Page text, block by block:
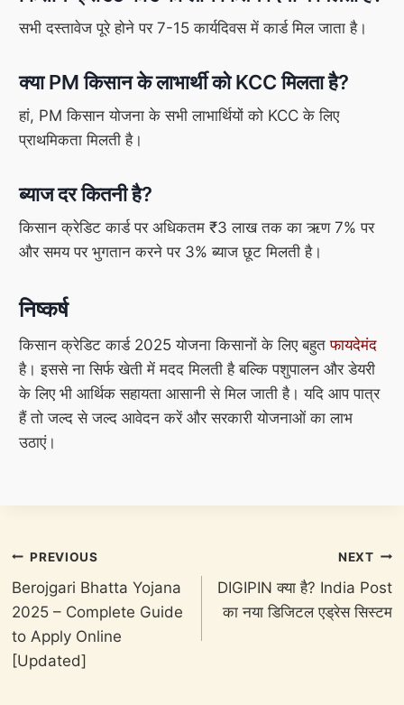
सभी दस्तावेज पूरे होने पर 7-15 कार्यदिवस में कार्ड मिल जाता है।
क्या PM किसान के लाभार्थी को KCC मिलता है?
हां, PM किसान योजना के सभी लाभार्थियों को KCC के लिए
प्राथमिकता मिलती है।
ब्याज दर कितनी है?
किसान क्रेडिट कार्ड पर अधिकतम ₹3 लाख तक का ऋण 7% पर
और समय पर भुगतान करने पर 3% ब्याज छूट मिलती है।
निष्कर्ष
किसान क्रेडिट कार्ड 2025 योजना किसानों के लिए बहुतफायदेमंद
है। इससे ना सिर्फ खेती में मदद मिलती है बल्कि पशुपालन और डेयरी
के लिए भी आर्थिक सहायता आसानी से मिल जाती है। यदि आप पात्र
हैं तो जल्द से जल्द आवेदन करें और सरकारी योजनाओं का लाभ
उठाएं।
Post
navigation
PREVIOUS
Berojgari Bhatta Yojana
2025 – Complete Guide
to Apply Online
[Updated]
NEXT
DIGIPIN क्या है? India Post
का नया डिजिटल एड्रेस सिस्टम